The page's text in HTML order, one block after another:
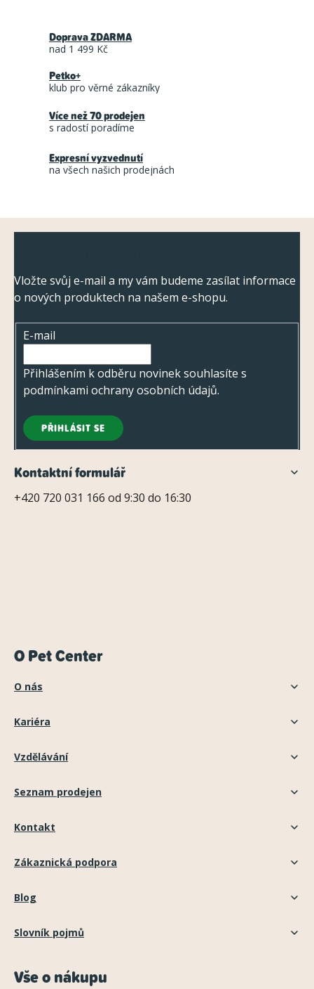
d
p
r
k
ý
p
i
Doprava ZDARMA
nad 1 499 Kč
Petko+
klub pro věrné zákazníky
Více než 70 prodejen
s radostí poradíme
Expresní vyzvednutí
na všech našich prodejnách
Vložte svůj e-mail a my vám budeme zasílat informace
o nových produktech na našem e-shopu.
E-mail
Přihlášením k odběru novinek souhlasíte s
podmínkami ochrany osobních údajů.
PŘIHLÁSIT SE
Kontaktní formulář
+420 720 031 166 od 9:30 do 16:30
O Pet Center
O nás
Kariéra
Vzdělávání
Seznam prodejen
Kontakt
Zákaznická podpora
Blog
Slovník pojmů
Vše o nákupu